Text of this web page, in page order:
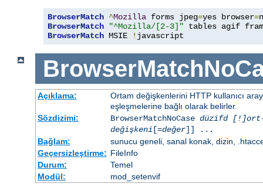
BrowserMatch ^Mozilla forms jpeg=yes browser=
BrowserMatch
"^Mozilla/[2-3]"
BrowserMatch MSIE ! javascript
Açıklama:
Ortam değişkenlerini HTTP kullanıcı
eşleşmelerine bağlı olarak belirler.
Sözdizimi:
BrowserMatchNoCase düzifd [!]ort-
değişkeni [=değer]] ...
Bağlam:
sunucu geneli, sanal konak, dizin,
Geçersizleştirme: FileInfo
Durum:
Temel
Modül:
mod_setenvif